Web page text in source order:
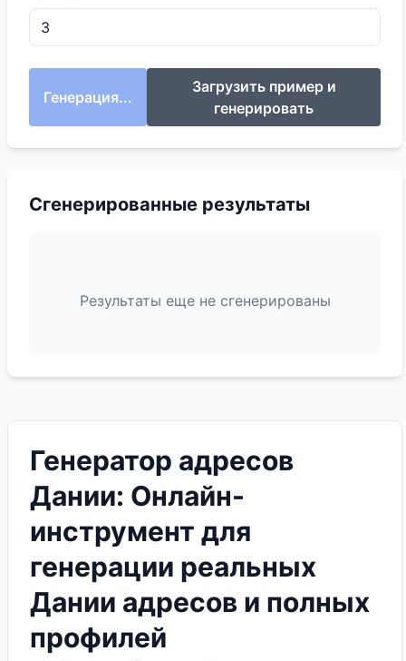
Генерация...
Загрузить пример и
генерировать
Сгенерированные результаты
Результаты еще не сгенерированы
Генератор адресов
Дании: Онлайн-
инструмент для
генерации реальных
Дании адресов и полных
профилей